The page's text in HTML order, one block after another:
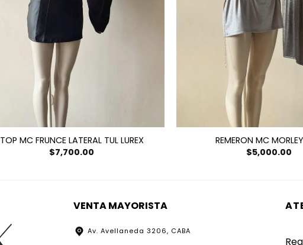
TOP MC FRUNCE LATERAL TUL LUREX
$7,700.00
REMERON MC
$5,000.00
VENTA MAYORISTA
Av. Avellaneda 3206, CABA